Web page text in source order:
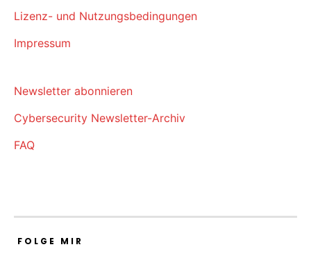
Lizenz- und Nutzungsbedingungen
Impressum
Newsletter abonnieren
Cybersecurity Newsletter-Archiv
FAQ
FOLGE MIR